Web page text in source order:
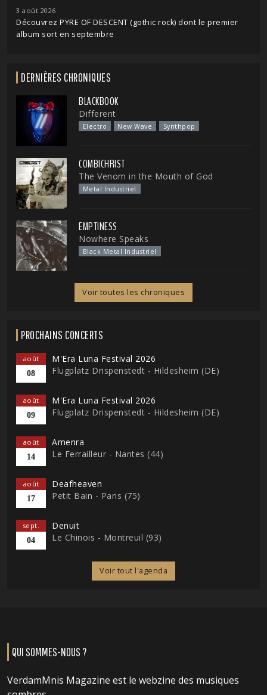
3 août 2026
Découvrez PYRE OF DESCENT (gothic rock) dont le premier
album sort en septembre
DERNIÈRES CHRONIQUES
BLACKBOOK
Different
Electro New Wave Synthpop
COMBICHRIST
The Venom in the Mouth of God
Metal Industriel
EMPTINESS
Nowhere Speaks
Black Metal Industriel
Voir toutes les chroniques
PROCHAINS CONCERTS
août
08
M'Era Luna Festival 2026
Flugplatz Drispenstedt - Hildesheim (DE)
août
09
M'Era Luna Festival 2026
Flugplatz Drispenstedt - Hildesheim (DE)
août
14
Amenra
Le Ferrailleur - Nantes (44)
août
17
Deafheaven
Petit Bain - Paris (75)
sept.
04
Denuit
Le Chinois - Montreuil (93)
Voir tout l'agenda
QUI SOMMES-NOUS ?
VerdamMnis Magazine est le webzine des musiques